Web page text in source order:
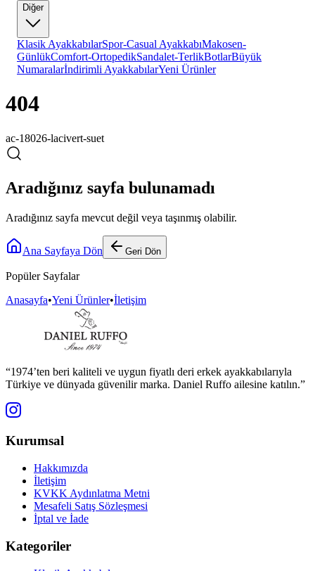
Diğer
Klasik AyakkabılarSpor-Casual AyakkabıMakosen-
GünlükComfort-OrtopedikSandalet-TerlikBotlarBüyük
Numaralarİndirimli AyakkabılarYeni Ürünler
404
ac-18026-lacivert-suet
Aradığınız sayfa bulunamadı
Aradığınız sayfa mevcut değil veya taşınmış olabilir.
Ana Sayfaya Dön Geri Dön
Popüler Sayfalar
Anasayfa•Yeni Ürünler•İletişim
“1974’ten beri kaliteli ve uygun fiyatlı deri erkek ayakkabılarıyla
Türkiye ve dünyada güvenilir marka. Daniel Ruffo ailesine katılın.”
Kurumsal
Hakkımızda
İletişim
KVKK Aydınlatma Metni
Mesafeli Satış Sözleşmesi
İptal ve İade
Kategoriler